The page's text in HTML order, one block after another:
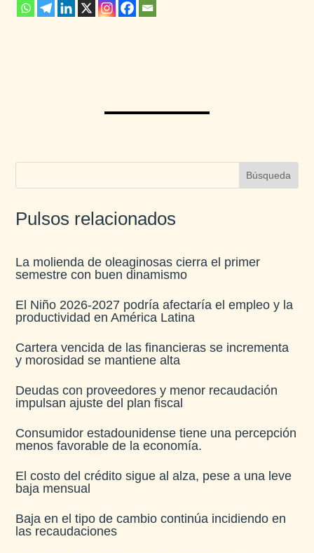
Pulsos relacionados
La molienda de oleaginosas cierra el primer
semestre con buen dinamismo​
El Niño 2026-2027 podría afectaría el empleo y la
productividad en América Latina​
Cartera vencida de las financieras se incrementa
y morosidad se mantiene alta​
Deudas con proveedores y menor recaudación
impulsan ajuste del plan fiscal​
Consumidor estadounidense tiene una percepción
menos favorable de la economía​.
El costo del crédito sigue al alza, pese a una leve
baja mensual​
Baja en el tipo de cambio continúa incidiendo en
las recaudaciones​